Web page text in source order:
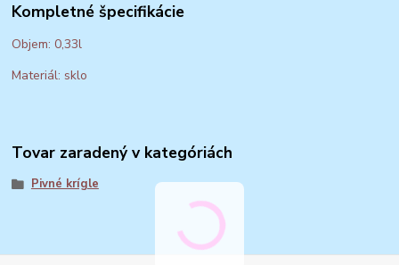
Kompletné špecifikácie
Objem: 0,33l
Materiál: sklo
Tovar zaradený v kategóriách
Pivné krígle